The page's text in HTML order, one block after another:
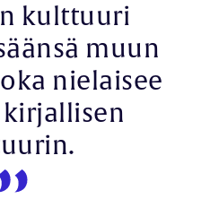
kulttuuri
muun
nielaisee
kirjallisen